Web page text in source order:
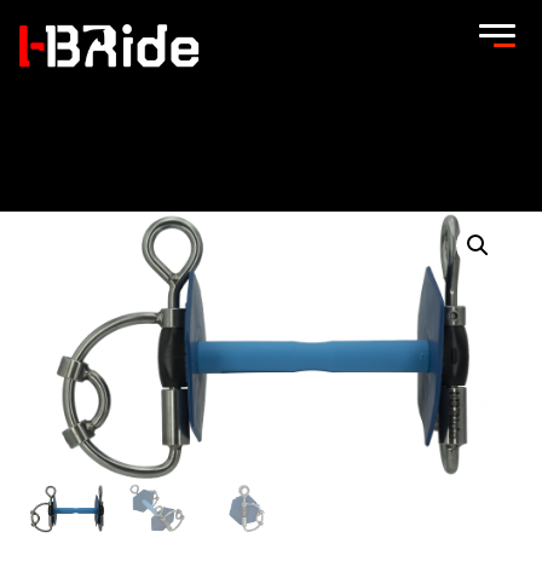
Mors montés
/ Mors Goyo Aga Réglable Easy-Ride Strong Flex +